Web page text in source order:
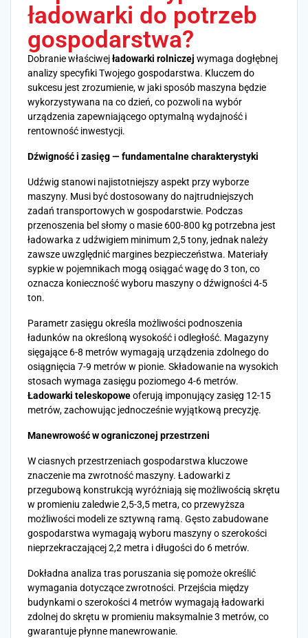
ładowarki do potrzeb
gospodarstwa?
Dobranie właściwejładowarki rolniczej wymaga dogłębnej
analizy specyfiki Twojego gospodarstwa. Kluczem do
sukcesu jest zrozumienie, w jaki sposób maszyna będzie
wykorzystywana na co dzień, co pozwoli na wybór
urządzenia zapewniającego optymalną wydajność i
rentowność inwestycji.
Dźwigność i zasięg — fundamentalne charakterystyki
Udźwig stanowi najistotniejszy aspekt przy wyborze
maszyny. Musi być dostosowany do najtrudniejszych
zadań transportowych w gospodarstwie. Podczas
przenoszenia bel słomy o masie 600-800 kg potrzebna jest
ładowarka z udźwigiem minimum 2,5 tony, jednak należy
zawsze uwzględnić margines bezpieczeństwa. Materiały
sypkie w pojemnikach mogą osiągać wagę do 3 ton, co
oznacza konieczność wyboru maszyny o dźwigności 4-5
ton.
Parametr zasięgu określa możliwości podnoszenia
ładunków na określoną wysokość i odległość. Magazyny
sięgające 6-8 metrów wymagają urządzenia zdolnego do
osiągnięcia 7-9 metrów w pionie. Składowanie na wysokich
stosach wymaga zasięgu poziomego 4-6 metrów.
Ładowarki teleskopoweoferują imponujący zasięg 12-15
metrów, zachowując jednocześnie wyjątkową precyzję.
Manewrowość w ograniczonej przestrzeni
W ciasnych przestrzeniach gospodarstwa kluczowe
znaczenie ma zwrotność maszyny. Ładowarki z
przegubową konstrukcją wyróżniają się możliwością skrętu
w promieniu zaledwie 2,5-3,5 metra, co przewyższa
możliwości modeli ze sztywną ramą. Gęsto zabudowane
gospodarstwa wymagają wyboru maszyny o szerokości
nieprzekraczającej 2,2 metra i długości do 6 metrów.
Dokładna analiza tras poruszania się pomoże określić
wymagania dotyczące zwrotności. Przejścia między
budynkami o szerokości 4 metrów wymagają ładowarki
zdolnej do skrętu w promieniu maksymalnie 3 metrów, co
gwarantuje płynne manewrowanie.